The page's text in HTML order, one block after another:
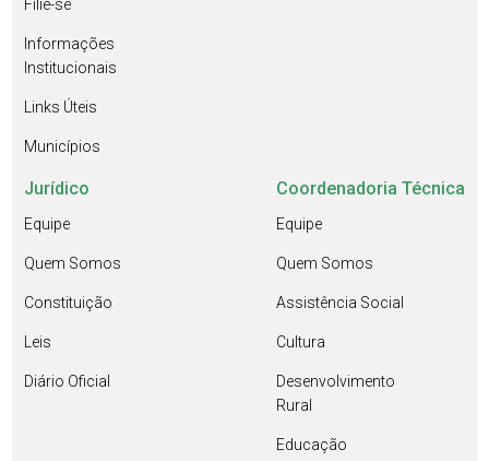
Filie-se
Informações
Institucionais
Links Úteis
Municípios
Jurídico
Equipe
Quem Somos
Constituição
Leis
Diário Oficial
Coordenadoria Técnica
Equipe
Quem Somos
Assistência Social
Cultura
Desenvolvimento
Rural
Educação